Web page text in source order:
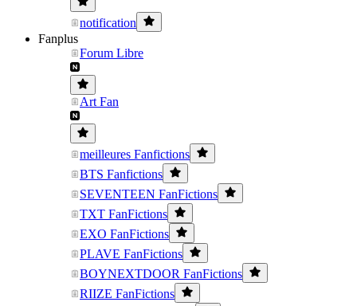
notification
Fanplus
Forum Libre
Art Fan
meilleures Fanfictions
BTS Fanfictions
SEVENTEEN FanFictions
TXT FanFictions
EXO FanFictions
PLAVE FanFictions
BOYNEXTDOOR FanFictions
RIIZE FanFictions